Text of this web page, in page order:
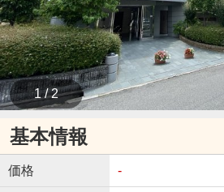
1 / 2
基本情報
価格 -